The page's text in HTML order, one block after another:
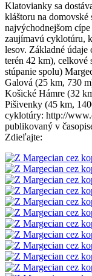
Klatovianky sa
kláštoru na
najvýchodnejšom
zaujímavú cyklotúru,
lesov. Základné
terén 42 km), celkové
stúpanie spolu)
Galová (25 km, 730
Košické Hámre (32
Pišivenky (45 km,
cyklotúry: http://
publikovaný v
Zdieľajte: